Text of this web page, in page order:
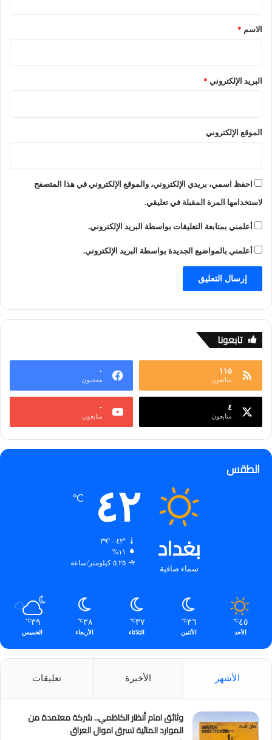
*
الاسم *
البريد الإلكتروني *
الموقع الإلكتروني
احفظ اسمي، بريدي الإلكتروني، والموقع الإلكتروني في هذا المتصفح
لاستخدامها المرة المقبلة في تعليقي.
أعلمني بمتابعة التعليقات بواسطة البريد الإلكتروني.
أعلمني بالمواضيع الجديدة بواسطة البريد الإلكتروني.
تابعونا
١١٥
متابعون
٠
معجبون
٤
متابعون
٠
متابعون
الطقس
بغداد
سماء صافية
٤٢ ℃
٤٢º - ٣٩º
١١%
٥.٢٥ كيلومتر/ساعة
٤٥℃
الأحد
٣٦℃
الأثنين
٣٧℃
الثلاثاء
٣٨℃
الأربعاء
٣٩℃
الخميس
الأشهر الأخيرة تعليقات
وثائق امام أنظار الكاظمي.. شركة معتمدة من
الموارد المائية تسرق اموال العراق